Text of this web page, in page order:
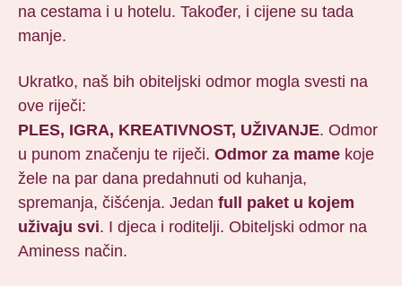
na cestama i u hotelu. Također, i cijene su tada
manje.
Ukratko, naš bih obiteljski odmor mogla svesti na
ove riječi:
PLES, IGRA, KREATIVNOST, UŽIVANJE. Odmor
u punom značenju te riječi. Odmor za mame koje
žele na par dana predahnuti od kuhanja,
spremanja, čišćenja. Jedan full paket u kojem
uživaju svi. I djeca i roditelji. Obiteljski odmor na
Aminess način.